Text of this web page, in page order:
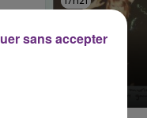
19h15 - 20h00
LA RADIO POP
sans accepter